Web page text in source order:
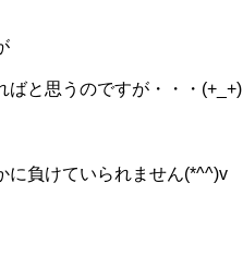
ばと思うのですが・・・(+_+)
に負けていられません(*^^)v